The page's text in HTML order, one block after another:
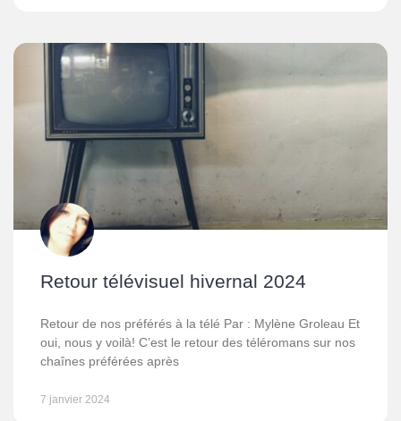
Retour télévisuel hivernal 2024
Retour de nos préférés à la télé Par : Mylène Groleau Et
oui, nous y voilà! C’est le retour des téléromans sur nos
chaînes préférées après
7 janvier 2024